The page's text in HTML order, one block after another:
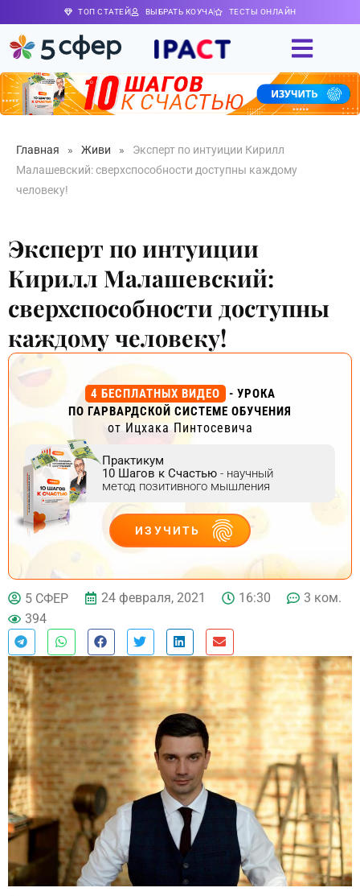
ТОП СТАТЕЙ ВЫБРАТЬ КОУЧА ТЕСТЫ ОНЛАЙН
Главная » Живи »
Эксперт по интуиции Кирилл
Малашевский: сверхспособности доступны каждому
человеку!
Эксперт по интуиции
Кирилл Малашевский:
сверхспособности доступны
каждому человеку!
4 БЕСПЛАТНЫХ ВИДЕО
- УРОКА
ПО ГАРВАРДСКОЙ СИСТЕМЕ ОБУЧЕНИЯ
от Ицхака Пинтосевича
Практикум
10 Шагов к Счастью - научный
метод позитивного мышления
ИЗУЧИТЬ
ДЕЙСТВУЙ
5 СФЕР 24 февраля, 2021 16:30
3 ком.
394